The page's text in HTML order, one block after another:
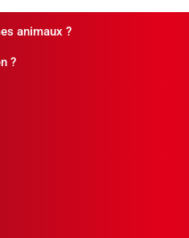
animaux ?
?